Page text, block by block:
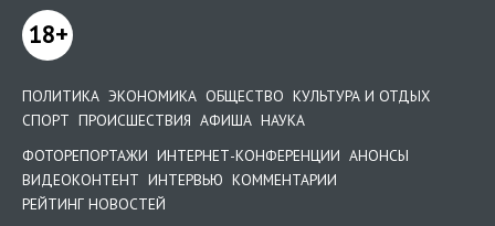
18+
ПОЛИТИКА ЭКОНОМИКА ОБЩЕСТВО КУЛЬТУРА И ОТДЫХ
СПОРТ ПРОИСШЕСТВИЯ АФИША НАУКА
ФОТОРЕПОРТАЖИ ИНТЕРНЕТ-КОНФЕРЕНЦИИ АНОНСЫ
ВИДЕОКОНТЕНТ ИНТЕРВЬЮ КОММЕНТАРИИ
РЕЙТИНГ НОВОСТЕЙ